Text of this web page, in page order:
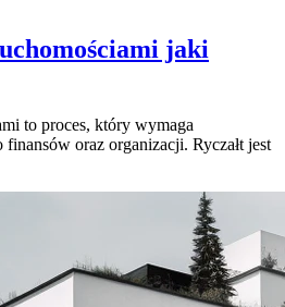
jaki
to proces, który wymaga
oraz organizacji. Ryczałt jest